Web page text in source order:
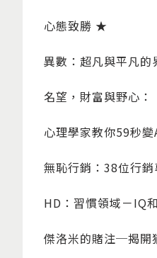
心態致勝 ★
異數：超凡與平凡
名望，財富與野心
心理學家教你59秒
無恥行銷：38位行
HD：習慣領域－IQ
傑洛米的賭注─揭開